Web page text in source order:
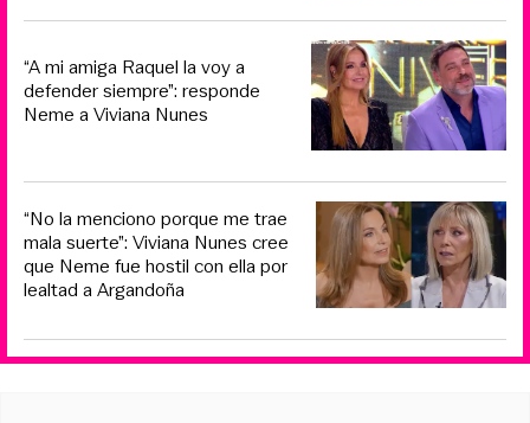
“A mi amiga Raquel la voy a
defender siempre”: responde
Neme a Viviana Nunes
“No la menciono porque me trae
mala suerte”: Viviana Nunes cree
que Neme fue hostil con ella por
lealtad a Argandoña